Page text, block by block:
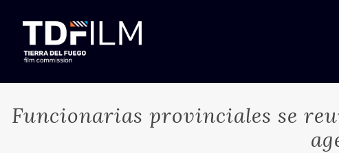
Funcionarias provinciales se